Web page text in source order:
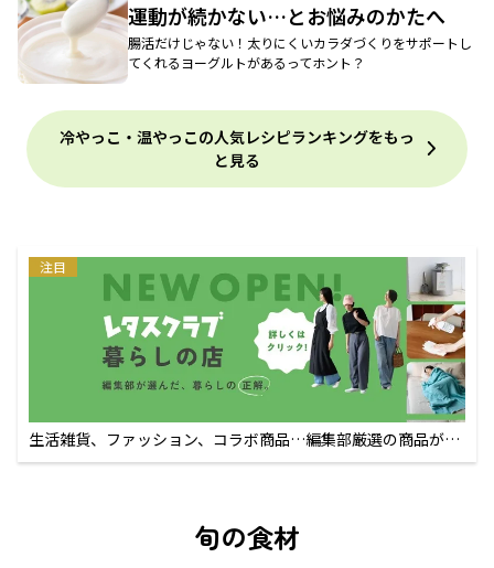
運動が続かない…とお悩みのかたへ
腸活だけじゃない！太りにくいカラダづくりをサポートし
てくれるヨーグルトがあるってホント？
冷やっこ・温やっこの人気レシピランキングをもっ
と見る
注目
生活雑貨、ファッション、コラボ商品…編集部厳選の商品が買
えるECサイト
旬の食材